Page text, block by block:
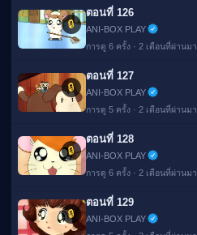
🔒
ตอนที่ 126
ANI-BOX PLAY
การดู 6 ครั้ง · 2 เดือนที่ผ่านมา
🔒
ตอนที่ 127
ANI-BOX PLAY
การดู 5 ครั้ง · 2 เดือนที่ผ่านมา
🔒
ตอนที่ 128
ANI-BOX PLAY
การดู 6 ครั้ง · 2 เดือนที่ผ่านมา
🔒
ตอนที่ 129
ANI-BOX PLAY